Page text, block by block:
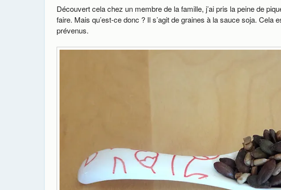
Découvert cela chez un membre de la famille, j’ai pris la peine de
faire. Mais qu’est-ce donc ? Il s’agit de graines à la sauce soja.
prévenus.